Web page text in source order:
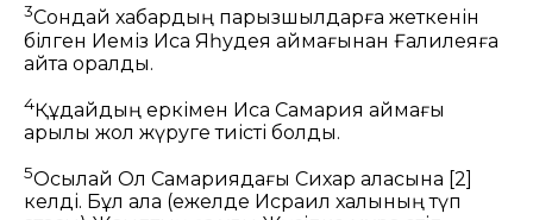
3Сондай хабардың парызшылдарға жеткенін
білген Иеміз Иса Яһудея аймағынан Ғалилеяға
қайта оралды.
4Құдайдың еркімен Иса Самария аймағы
арқылы жол жүруге тиісті болды.
5Осылай Ол Самариядағы Сихар қаласына [2]
келді. Бұл қала (ежелде Исраил халқының түп